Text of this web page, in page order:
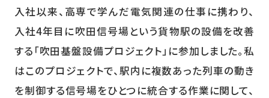
入社以来、高専で学んだ電気関連の仕事に携わり、
入社4年目に吹田信号場という貨物駅の設備を改善
する「吹田基盤設備プロジェクト」に参加しました。私
はこのプロジェクトで、駅内に複数あった列車の動き
を制御する信号場をひとつに統合する作業に関して、